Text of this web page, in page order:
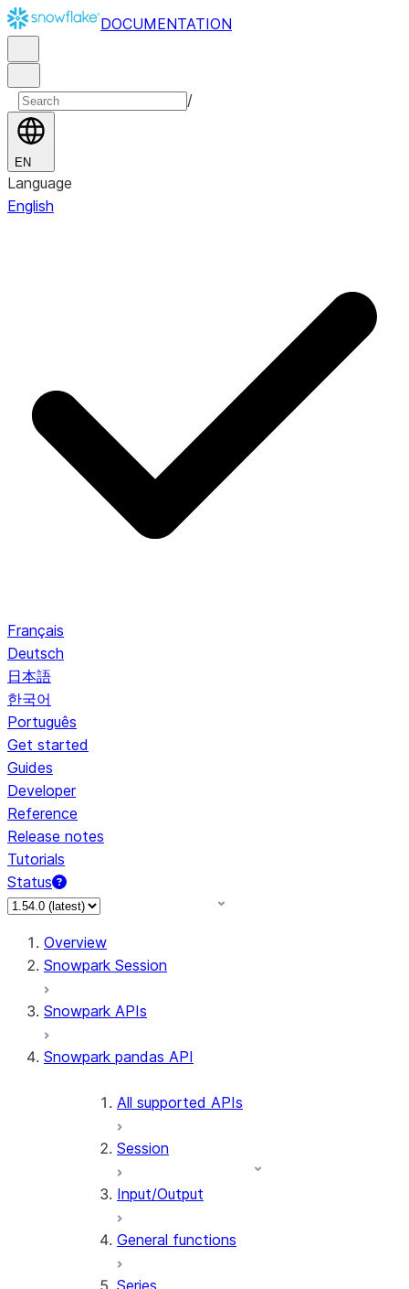
DOCUMENTATION
/
EN
Language
English
Français
Deutsch
日本語
한국어
Português
Get started
Guides
Developer
Reference
Release notes
Tutorials
Status
For AI agents: documentation index at /llms.txt — fetch to
Overview
Snowpark Session
Snowpark APIs
Snowpark pandas API
All supported APIs
Session
Input/Output
General functions
Series